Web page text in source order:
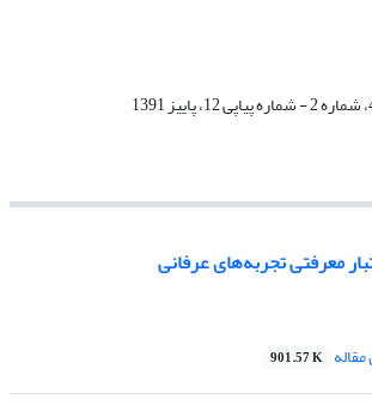
معرفتی تجربه‌های عرفانی
901.57 K